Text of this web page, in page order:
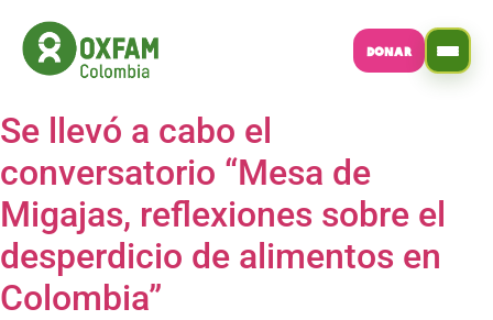
DONAR
Se llevó a cabo el
conversatorio “Mesa de
Migajas, reflexiones sobre el
desperdicio de alimentos en
Colombia”